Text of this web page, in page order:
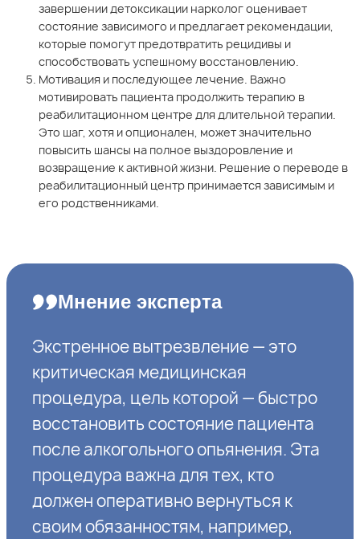
завершении детоксикации нарколог оценивает
состояние зависимого и предлагает рекомендации,
которые помогут предотвратить рецидивы и
способствовать успешному восстановлению.
Мотивация и последующее лечение. Важно
мотивировать пациента продолжить терапию в
реабилитационном центре для длительной терапии.
Это шаг, хотя и опционален, может значительно
повысить шансы на полное выздоровление и
возвращение к активной жизни. Решение о переводе в
реабилитационный центр принимается зависимым и
его родственниками.
Мнение эксперта
Экстренное вытрезвление — это
критическая медицинская
процедура, цель которой — быстро
восстановить состояние пациента
после алкогольного опьянения. Эта
процедура важна для тех, кто
должен оперативно вернуться к
своим обязанностям, например,